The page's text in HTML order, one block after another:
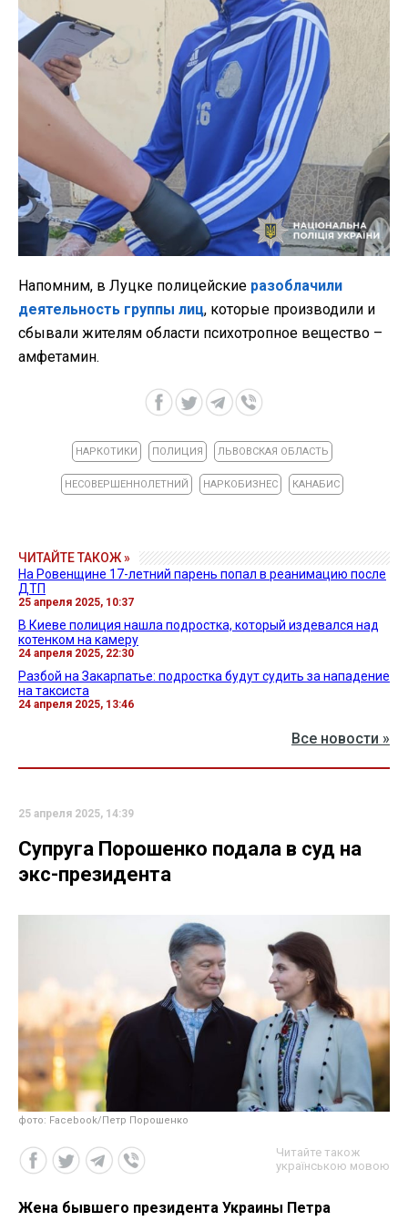
Напомним, в Луцке полицейские разоблачили
деятельность группы лиц, которые производили и
сбывали жителям области психотропное вещество –
амфетамин.
НАРКОТИКИ ПОЛИЦИЯ ЛЬВОВСКАЯ ОБЛАСТЬ
НЕСОВЕРШЕННОЛЕТНИЙ НАРКОБИЗНЕС КАНАБИС
ЧИТАЙТЕ ТАКОЖ »
На Ровенщине 17-летний парень попал в реанимацию после
ДТП
25 апреля 2025, 10:37
В Киеве полиция нашла подростка, который издевался над
котенком на камеру
24 апреля 2025, 22:30
Разбой на Закарпатье: подростка будут судить за нападение
на таксиста
24 апреля 2025, 13:46
Все новости »
25 апреля 2025, 14:39
Супруга Порошенко подала в суд на
экс-президента
фото: Facebook/Петр Порошенко
Читайте також
українською мовою
Жена бывшего президента Украины Петра